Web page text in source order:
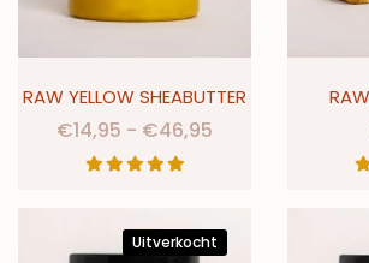
RAW YELLOW SHEABUTTER
€14,95 - €46,95
Uitverkocht